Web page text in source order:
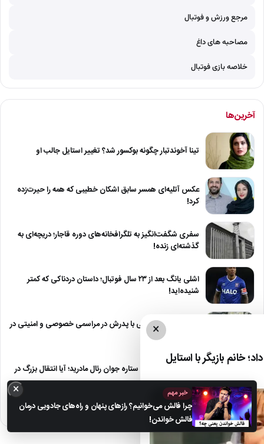
مرجع ورزش و فوتبال
مصاحبه های داغ
خلاصه بازی فوتبال
آخرین‌ها
تینا آخوندتبار چگونه بوکسور شد؟ تغییر استایل جالب او
عکس آتلیه‌ای همسر سابق اشکان خطیبی که همه را حیرت‌زده
کرد!
سفری شگفت‌انگیز به تلگرافخانه‌های دوره قاجار؛ دریچه‌ای به
گذشته‌ای زنده!
اشلی یانگ بعد از ۲۳ سال فوتبال؛ داستان دردناکی که کمتر
شنیده‌اید!
وداع تلخ لیونل مسی با پدرش در مراسمی خصوصی و امنیتی در
استون ویلا در کمین ستاره جوان رئال مادرید؛ آیا انتقال بزرگ در
راه…
×
خانم بازیگر با استایل
×
خبر مهم
چرا فالش می‌خوانیم؟ رازهای پنهان و راه‌های جادویی درمان
فالش خواندن!